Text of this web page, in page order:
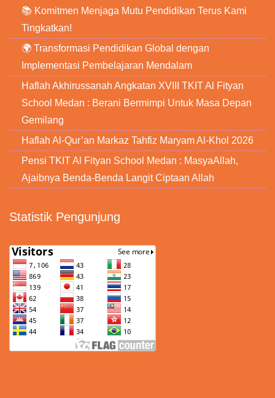
📚 Komitmen Menjaga Mutu Pendidikan Terus Kami
Tingkatkan!
🌍 Transformasi Pendidikan Global dengan
Implementasi Pembelajaran Mendalam
Haflah Akhirussanah Angkatan XVIII TKIT Al Fityan
School Medan : Berani Bermimpi Untuk Masa Depan
Gemilang
Haflah Al-Qur’an Markaz Tahfiz Maryam Al-Khol 2026
Pensi TKIT Al Fityan School Medan : MasyaAllah,
Ajaibnya Benda-Benda Langit Ciptaan Allah
Statistik Pengunjung